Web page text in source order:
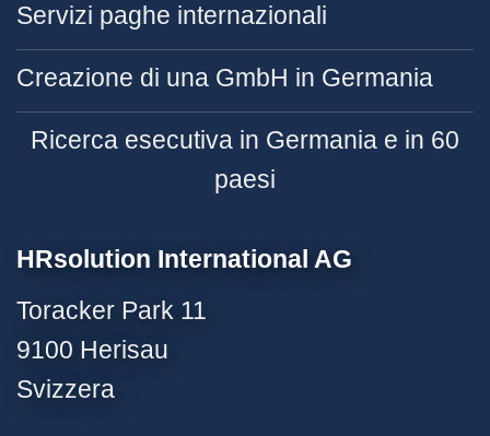
Servizi paghe internazionali
Creazione di una GmbH in Germania
Ricerca esecutiva in Germania e in 60
paesi
HRsolution International AG
Toracker Park 11
9100 Herisau
Svizzera